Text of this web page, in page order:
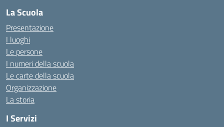
La Scuola
Presentazione
I luoghi
Le persone
I numeri della scuola
Le carte della scuola
Organizzazione
La storia
I Servizi